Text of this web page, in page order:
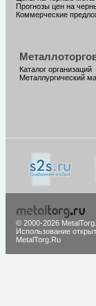
Прогнозы цен на
Коммерческие
Каталог организаций
Металлургический
© 2000-2026
Использование
MetalTorg.Ru